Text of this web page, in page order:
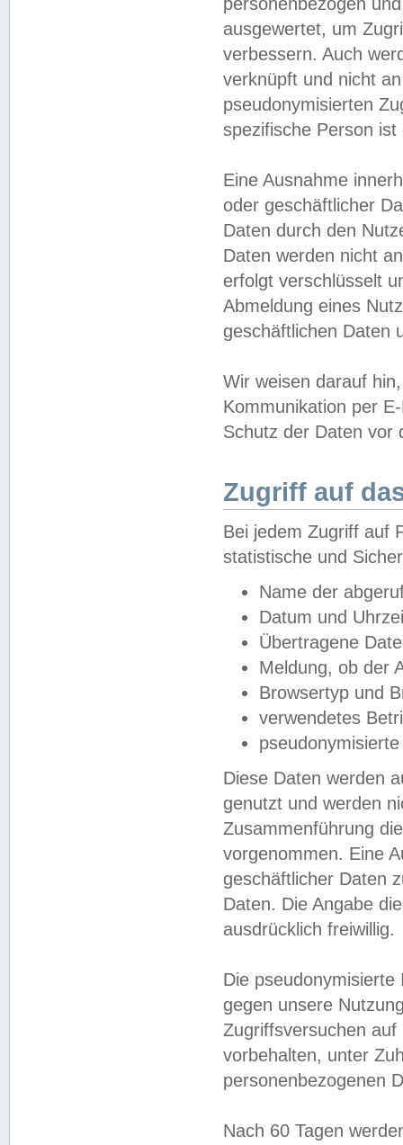
personenbezogen
ausgewertet, um
verbessern. Auch
verknüpft und nicht
pseudonymisierten
spezifische Person
Eine Ausnahme
oder geschäftlicher
Daten durch den
Daten werden nicht
erfolgt verschlüsselt
Abmeldung eines
geschäftlichen Daten
Wir weisen darauf
Kommunikation per
Schutz der Daten vor
Zugriff auf
Bei jedem Zugriff auf
statistische und
Name der
Datum und
Übertragene
Meldung, ob der
Browsertyp und
verwendetes
Diese Daten werden
genutzt und werden
Zusammenführung
vorgenommen. Eine
geschäftlicher Daten
Daten. Die Angabe
ausdrücklich freiwillig.
Die
gegen unsere
Zugriffsversuchen
vorbehalten, unter
personenbezogenen
Nach 60 Tagen